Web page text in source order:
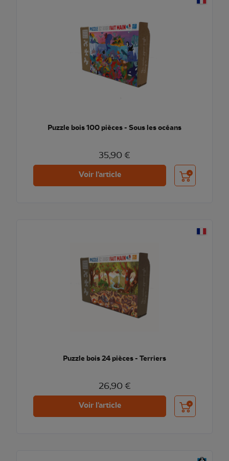
Puzzle bois 100 pièces - Sous les océans
35,90 €
Voir l'article Ajouter au
Puzzle bois 24 pièces - Terriers
26,90 €
Voir l'article Ajouter au